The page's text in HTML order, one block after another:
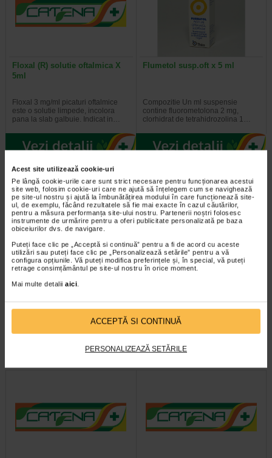
Acest site utilizează cookie-uri
Pe lângă cookie-urile care sunt strict necesare pentru funcționarea acestui
site web, folosim cookie-uri care ne ajută să înțelegem cum se navighează
pe site-ul nostru și ajută la îmbunătățirea modului în care funcționează site-
ul, de exemplu, făcând rezultatele să fie mai exacte în cazul căutărilor,
pentru a măsura performanța site-ului nostru. Partenerii noștri folosesc
instrumente de urmărire pentru a oferi publicitate personalizată pe baza
obiceiurilor dvs. de navigare.
Puteți face clic pe „Acceptă si continuă” pentru a fi de acord cu aceste
utilizări sau puteți face clic pe „Personalizează setările” pentru a vă
configura opțiunile. Vă puteți modifica preferințele și, în special, vă puteți
retrage consimțământul pe site-ul nostru în orice moment.
Mai multe detalii aici.
ACCEPTĂ SI CONTINUĂ
PERSONALIZEAZĂ SETĂRILE
Floxal (R) solutie oftalmica X
5ml
Floxal 3 mg/ml picaturi oftalmice
este o solutie limpede, incolora
pana la slab galbuie. Indicat in…
Flumetol susp.oft x 5 ml
Compozitie Un ml suspensie
contine fluorometolona 2 mg,
clorhidrat de tetrahidrozolina 1…
Fortinol EP 2% pic.oft
FORTINOL EP apartine clasei
terapeutice numita beta-blocante.
Este utilizat pentru tratamentul…
Fucithalmic gel oftalmic 1%, 5
Fucithalmic face parte dintr-un grup
antibiotice. Fucithalmic contine…